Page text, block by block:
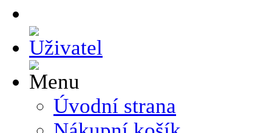
Úvodní strana